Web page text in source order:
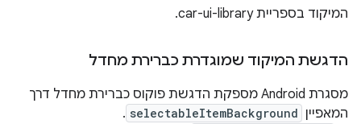
המיקוד בספריית car-ui-library.
הדגשת המיקוד שמוגדרת כברירת מחדל
מסגרת Android מספקת הדגשת פוקוס כברירת מחדל דרך
המאפיין selectableItemBackground
.